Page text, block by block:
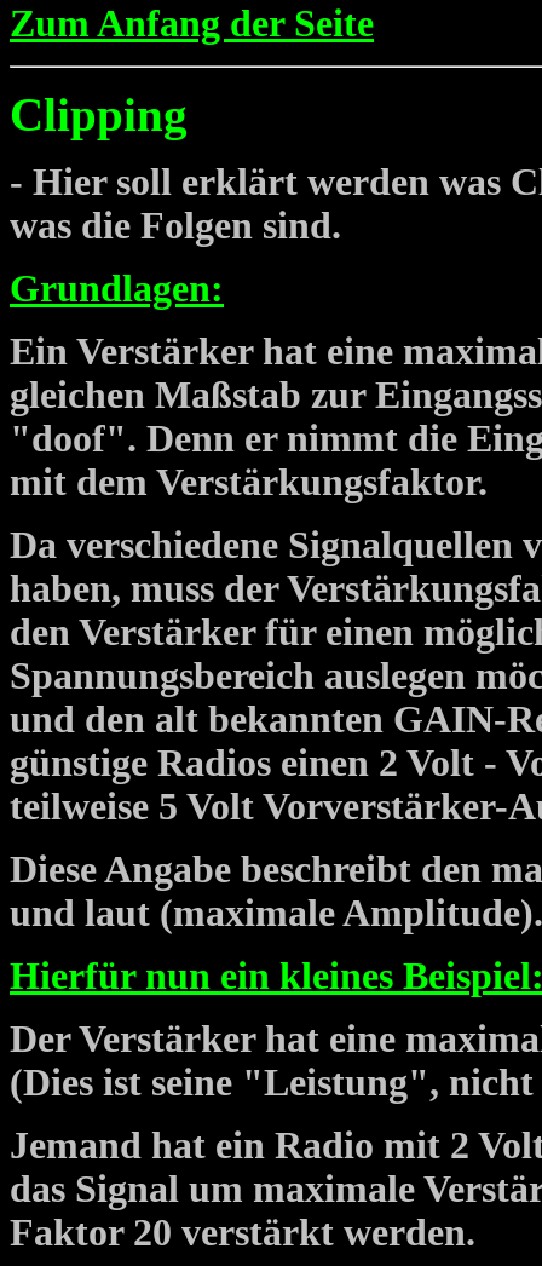
Zum Anfang der Seite
Clipping
- Hier soll erklärt werden was
was die Folgen sind.
Grundlagen:
Ein Verstärker hat eine
gleichen Maßstab zur
"doof". Denn er nimmt die
mit dem Verstärkungsfaktor.
Da verschiedene Signalquellen
haben, muss der
den Verstärker für einen
Spannungsbereich auslegen
und den alt bekannten GAIN-
günstige Radios einen 2 Volt -
teilweise 5 Volt Vorverstärker-
Diese Angabe beschreibt den
und laut (maximale Amplitude).
Hierfür nun ein kleines
Der Verstärker hat eine
(Dies ist seine "Leistung",
Jemand hat ein Radio mit 2
das Signal um maximale
Faktor 20 verstärkt werden.